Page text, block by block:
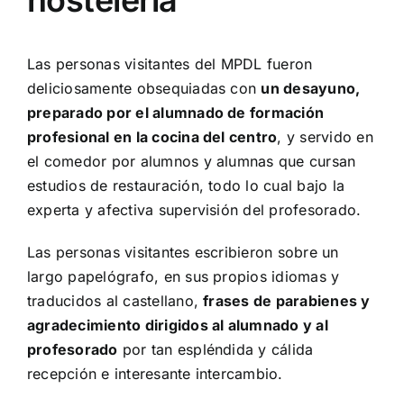
Las personas visitantes del MPDL fueron
deliciosamente obsequiadas con un desayuno,
preparado por el alumnado de formación
profesional en la cocina del centro, y servido en
el comedor por alumnos y alumnas que cursan
estudios de restauración, todo lo cual bajo la
experta y afectiva supervisión del profesorado.
Las personas visitantes escribieron sobre un
largo papelógrafo, en sus propios idiomas y
traducidos al castellano,frases de parabienes y
agradecimiento dirigidos al alumnado y al
profesorado por tan espléndida y cálida
recepción e interesante intercambio.